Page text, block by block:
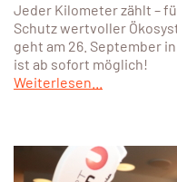
Jeder Kilometer zählt –
Schutz wertvoller
geht am 26. September
ist ab sofort möglich!
Weiterlesen...